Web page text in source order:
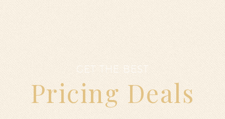
GET THE BEST
Pricing Deals